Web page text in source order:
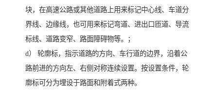
块，在高速公路或其他道路上用来标记中心线、车道分
界线、边缘线，也可用来标记弯道、进出口匝道、导流
标线、道路变窄、路面障碍物等。；
d） 轮廓标，指示道路的方向、车行道的边界，沿着公
路前进的方向左、右侧对称连续设置。按设置条件，轮
廓标可分为埋设于路面和附着式两种。